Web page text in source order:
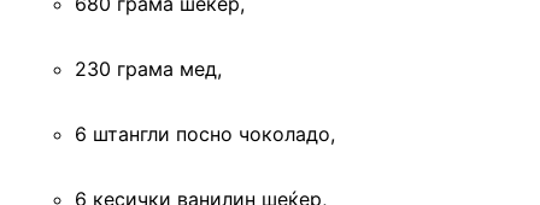
230 грама мед,
6 штангли посно чоколадо,
6 кесички ванилин шеќер,